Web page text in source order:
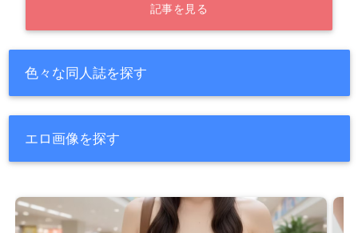
記事を見る
色々な同人誌を探す
エロ画像を探す